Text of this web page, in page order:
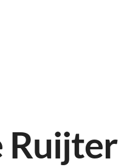
Ruijter